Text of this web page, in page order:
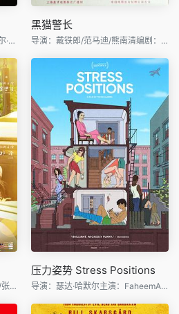
导演：阿卡莎·史蒂文森主演：尼尔·泰格·弗莉/托菲克·巴霍
黑猫警长
导演：戴铁郎/范马迪/熊南清编剧：戴铁郎/诸志祥主演：史
导演：哈智超主演：金世佳/邱泽/张钧甯/姜珮瑶/刘文治/吴
压力姿势 Stress Positions
导演：瑟达·哈默尔主演：FaheemAli/JohnEarly/ThedaHamm